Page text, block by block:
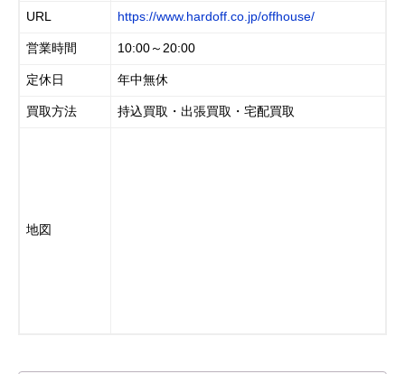
URL https://www.hardoff.co.jp/offhouse/
営業時間 10:00～20:00
定休日 年中無休
買取方法 持込買取・出張買取・宅配買取
地図